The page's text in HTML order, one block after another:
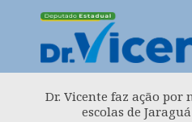
Dr. Vicente faz ação por
escolas de